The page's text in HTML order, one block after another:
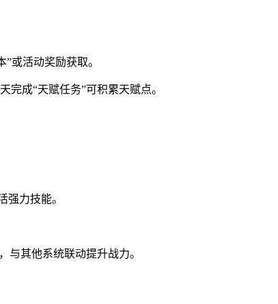
或活动奖励获取。
成“天赋任务”可积累天赋点。
强力技能。
与其他系统联动提升战力。